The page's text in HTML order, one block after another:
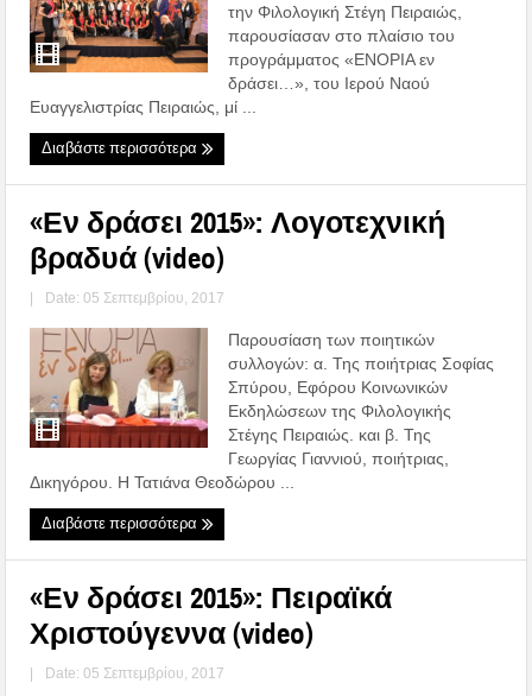
την Φιλολογική Στέγη Πειραιώς,
παρουσίασαν στο πλαίσιο του
προγράμματος «ΕΝΟΡΙΑ εν
δράσει…», του Ιερού Ναού
Ευαγγελιστρίας Πειραιώς, μί ...
Διαβάστε περισσότερα
«Εν δράσει 2015»: Λογοτεχνική
βραδυά (video)
| Date: 05 Σεπτεμβρίου, 2017
Παρουσίαση των ποιητικών
συλλογών: α. Της ποιήτριας Σοφίας
Σπύρου, Εφόρου Κοινωνικών
Εκδηλώσεων της Φιλολογικής
Στέγης Πειραιώς. και β. Της
Γεωργίας Γιαννιού, ποιήτριας,
Δικηγόρου. Η Τατιάνα Θεοδώρου ...
Διαβάστε περισσότερα
«Εν δράσει 2015»: Πειραϊκά
Χριστούγεννα (video)
| Date: 05 Σεπτεμβρίου, 2017